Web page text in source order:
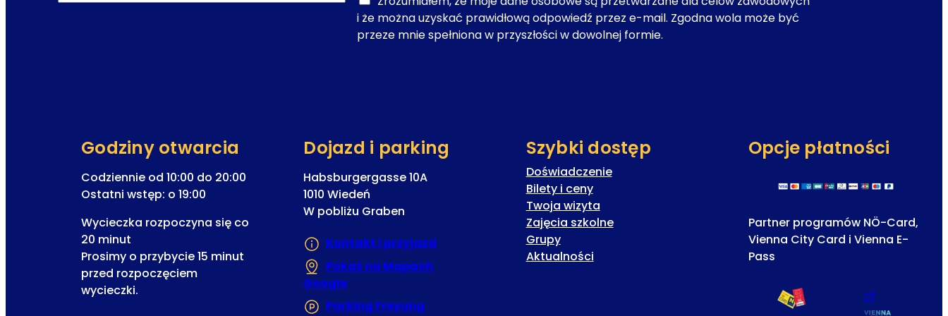
i że można uzyskać prawidłową odpowiedź przez e-mail. Zgodna wola może być
przeze mnie spełniona w przyszłości w dowolnej formie.
Godziny otwarcia
Codziennie od 10:00 do 20:00
Ostatni wstęp: o 19:00
Wycieczka rozpoczyna się co
20 minut
Prosimy o przybycie 15 minut
przed rozpoczęciem
wycieczki.
Dojazd i parking
Habsburgergasse 10A
1010 Wiedeń
W pobliżu Graben
Kontakt i przyjazd
Pokaż na Mapach
Google
Parking Freyung
Szybki dostęp
Doświadczenie
Bilety i ceny
Twoja wizyta
Zajęcia szkolne
Grupy
Aktualności
Opcje płatności
Partner programów NÖ-Card,
Vienna City Card i Vienna E-
Pass